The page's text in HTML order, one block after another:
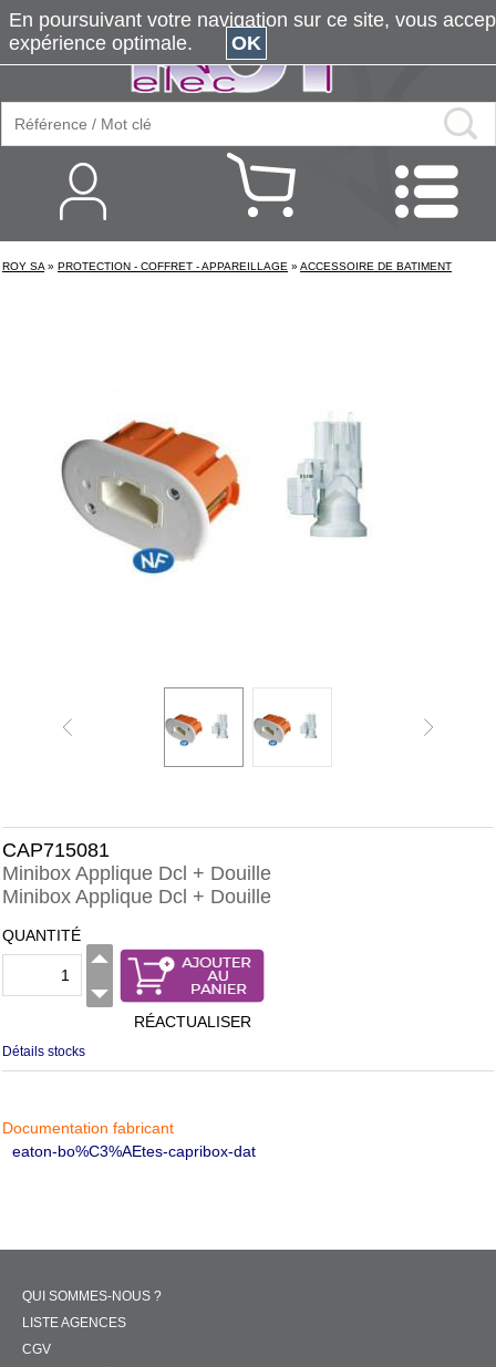
ROY SA » PROTECTION - COFFRET - APPAREILLAGE » ACCESSOIRE DE BATIMENT
CAP715081
Minibox Applique Dcl + Douille
Minibox Applique Dcl + Douille
QUANTITÉ
RÉACTUALISER
Détails stocks
Documentation fabricant
eaton-bo%C3%AEtes-capribox-dat
QUI SOMMES-NOUS ?
LISTE AGENCES
CGV
En poursuivant votre navigation sur ce site, vous
expérience optimale.
OK